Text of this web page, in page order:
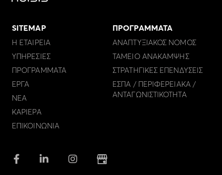
SITEMAP
Η ΕΤΑΙΡΕΙΑ
ΥΠΗΡΕΣΙΕΣ
ΠΡΟΓΡΑΜΜΑΤΑ
ΕΡΓΑ
ΝΕΑ
ΚΑΡΙΕΡΑ
ΕΠΙΚΟΙΝΩΝΙΑ
ΠΡΟΓΡΑΜΜΑΤΑ
ΑΝΑΠΤΥΞΙΑΚΟΣ ΝΟΜΟΣ
ΤΑΜΕΙΟ ΑΝΑΚΑΜΨΗΣ
ΣΤΡΑΤΗΓΙΚΕΣ ΕΠΕΝΔΥΣΕΙΣ
ΕΣΠΑ / ΠΕΡΙΦΕΡΕΙΑΚΑ /
ΑΝΤΑΓΩΝΙΣΤΙΚΟΤΗΤΑ